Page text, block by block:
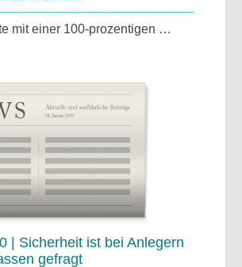
mit einer 100-prozentigen …
| Sicherheit ist bei Anlegern
gefragt